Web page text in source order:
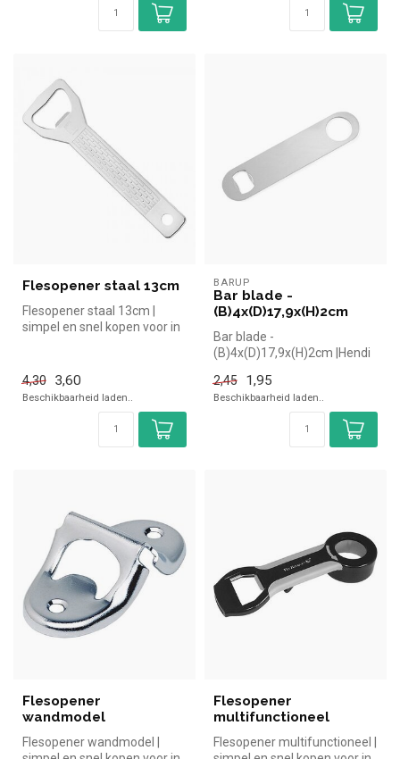
Flesopener staal 13cm
Flesopener staal 13cm |
simpel en snel kopen voor in
4,30 3,60
Beschikbaarheid laden..
BARUP
Bar blade -
(B)4x(D)17,9x(H)2cm
Bar blade -
(B)4x(D)17,9x(H)2cm |Hendi
de horeca. O...
2,45 1,95
Beschikbaarheid laden..
Flesopener
wandmodel
Flesopener wandmodel |
Flesopener
multifunctioneel
Flesopener multifunctioneel |